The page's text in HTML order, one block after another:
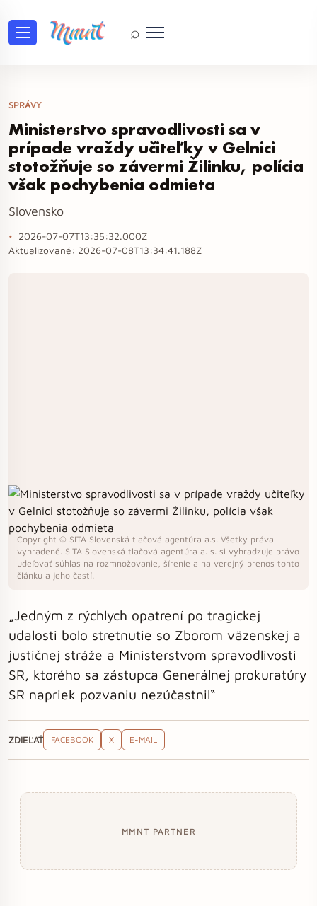
⌕
SPRÁVY
Ministerstvo spravodlivosti sa v
prípade vraždy učiteľky v Gelnici
stotožňuje so závermi Žilinku, polícia
však pochybenia odmieta
Slovensko
2026-07-07T13:35:32.000Z
Aktualizované: 2026-07-08T13:34:41.188Z
Copyright © SITA Slovenská tlačová agentúra a.s. Všetky práva
vyhradené. SITA Slovenská tlačová agentúra a. s. si vyhradzuje právo
udeľovať súhlas na rozmnožovanie, šírenie a na verejný prenos tohto
článku a jeho častí.
„Jedným z rýchlych opatrení po tragickej
udalosti bolo stretnutie so Zborom väzenskej a
justičnej stráže a Ministerstvom spravodlivosti
SR, ktorého sa zástupca Generálnej prokuratúry
SR napriek pozvaniu nezúčastnil“
ZDIEĽAŤ FACEBOOK X E-MAIL
MMNT PARTNER